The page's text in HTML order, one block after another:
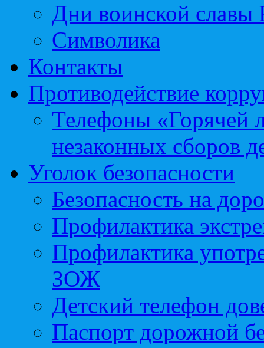
Дни воинской славы
Символика
Контакты
Противодействие
Телефоны «Горячей
незаконных сборов
Уголок безопасности
Безопасность на
Профилактика
Профилактика
ЗОЖ
Детский телефон
Паспорт дорожной